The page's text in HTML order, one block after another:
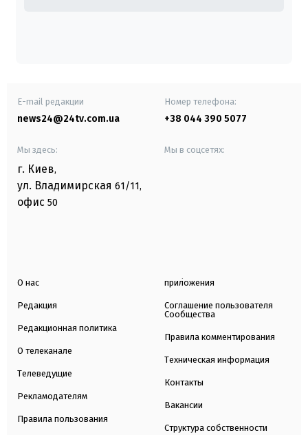
E-mail редакции
news24@24tv.com.ua
Номер телефона:
+38 044 390 5077
Мы здесь:
г. Киев,
ул. Владимирская 61/11,
офис 50
Мы в соцсетях:
О нас
Редакция
Редакционная политика
О телеканале
Телеведущие
Рекламодателям
Правила пользования
приложения
Соглашение пользователя
Сообщества
Правила комментирования
Техническая информация
Контакты
Вакансии
Структура собственности